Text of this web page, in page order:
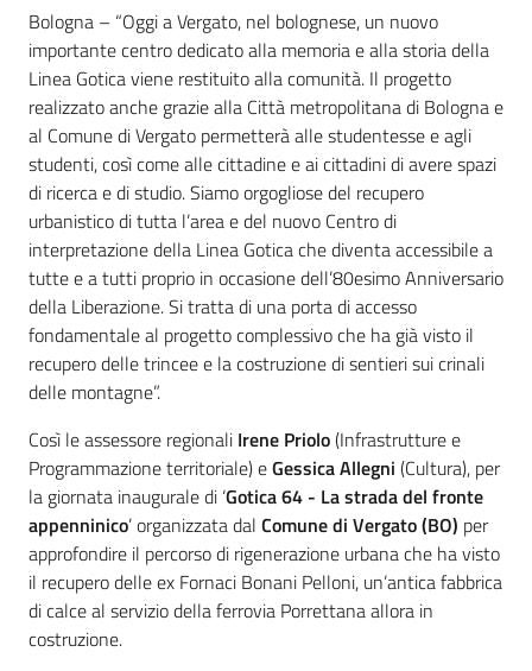
Contenuto
Bologna – “Oggi a Vergato, nel bolognese, un nuovo
importante centro dedicato alla memoria e alla storia della
Linea Gotica viene restituito alla comunità. Il progetto
realizzato anche grazie alla Città metropolitana di Bologna e
al Comune di Vergato permetterà alle studentesse e agli
studenti, così come alle cittadine e ai cittadini di avere spazi
di ricerca e di studio. Siamo orgogliose del recupero
urbanistico di tutta l’area e del nuovo Centro di
interpretazione della Linea Gotica che diventa accessibile a
tutte e a tutti proprio in occasione dell’80esimo Anniversario
della Liberazione. Si tratta di una porta di accesso
fondamentale al progetto complessivo che ha già visto il
recupero delle trincee e la costruzione di sentieri sui crinali
delle montagne”.
Così le assessore regionali Irene Priolo(Infrastrutture e
Programmazione territoriale) eGessica Allegni (Cultura), per
la giornata inaugurale di ‘Gotica 64 - La strada del fronte
appenninico’ organizzata dal Comune di Vergato (BO) per
approfondire il percorso di rigenerazione urbana che ha visto
il recupero delle ex Fornaci Bonani Pelloni, un’antica fabbrica
di calce al servizio della ferrovia Porrettana allora in
costruzione.